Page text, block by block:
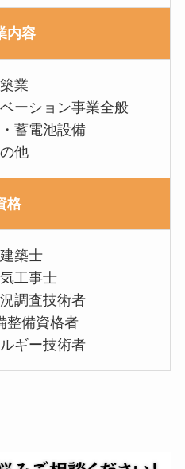
内容
業
ーション事業全般
蓄電池設備
他
格
築士
工事士
調査技術者
整備資格者
ギー技術者